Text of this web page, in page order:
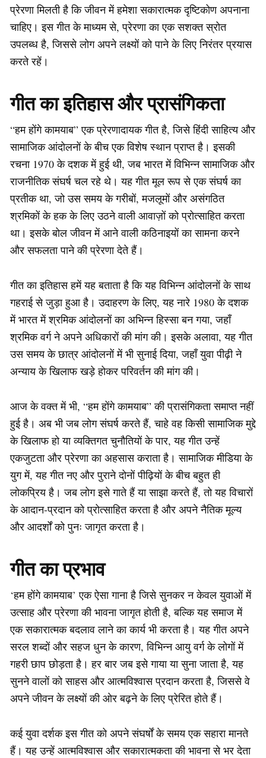
प्रेरणा मिलती है कि जीवन में हमेशा सकारात्मक दृष्टिकोण अपनाना
चाहिए। इस गीत के माध्यम से, प्रेरणा का एक सशक्त स्रोत
उपलब्ध है, जिससे लोग अपने लक्ष्यों को पाने के लिए निरंतर प्रयास
करते रहें।
गीत का इतिहास और प्रासंगिकता
“हम होंगे कामयाब” एक प्रेरणादायक गीत है, जिसे हिंदी साहित्य और
सामाजिक आंदोलनों के बीच एक विशेष स्थान प्राप्त है। इसकी
रचना 1970 के दशक में हुई थी, जब भारत में विभिन्न सामाजिक और
राजनीतिक संघर्ष चल रहे थे। यह गीत मूल रूप से एक संघर्ष का
प्रतीक था, जो उस समय के गरीबों, मजलूमों और असंगठित
श्रमिकों के हक के लिए उठने वाली आवाज़ों को प्रोत्साहित करता
था। इसके बोल जीवन में आने वाली कठिनाइयों का सामना करने
और सफलता पाने की प्रेरणा देते हैं।
गीत का इतिहास हमें यह बताता है कि यह विभिन्न आंदोलनों के साथ
गहराई से जुड़ा हुआ है। उदाहरण के लिए, यह नारे 1980 के दशक
में भारत में श्रमिक आंदोलनों का अभिन्न हिस्सा बन गया, जहाँ
श्रमिक वर्ग ने अपने अधिकारों की मांग की। इसके अलावा, यह गीत
उस समय के छात्र आंदोलनों में भी सुनाई दिया, जहाँ युवा पीढ़ी ने
अन्याय के खिलाफ खड़े होकर परिवर्तन की मांग की।
आज के वक्त में भी, “हम होंगे कामयाब” की प्रासंगिकता समाप्त नहीं
हुई है। अब भी जब लोग संघर्ष करते हैं, चाहे वह किसी सामाजिक मुद्दे
के खिलाफ हो या व्यक्तिगत चुनौतियों के पार, यह गीत उन्हें
एकजुटता और प्रेरणा का अहसास कराता है। सामाजिक मीडिया के
युग में, यह गीत नए और पुराने दोनों पीढ़ियों के बीच बहुत ही
लोकप्रिय है। जब लोग इसे गाते हैं या साझा करते हैं, तो यह विचारों
के आदान-प्रदान को प्रोत्साहित करता है और अपने नैतिक मूल्य
और आदर्शों को पुनः जागृत करता है।
गीत का प्रभाव
‘हम होंगे कामयाब’ एक ऐसा गाना है जिसे सुनकर न केवल युवाओं में
उत्साह और प्रेरणा की भावना जागृत होती है, बल्कि यह समाज में
एक सकारात्मक बदलाव लाने का कार्य भी करता है। यह गीत अपने
सरल शब्दों और सहज धुन के कारण, विभिन्न आयु वर्ग के लोगों में
गहरी छाप छोड़ता है। हर बार जब इसे गाया या सुना जाता है, यह
सुनने वालों को साहस और आत्मविश्वास प्रदान करता है, जिससे वे
अपने जीवन के लक्ष्यों की ओर बढ़ने के लिए प्रेरित होते हैं।
कई युवा दर्शक इस गीत को अपने संघर्षों के समय एक सहारा मानते
हैं। यह उन्हें आत्मविश्वास और सकारात्मकता की भावना से भर देता